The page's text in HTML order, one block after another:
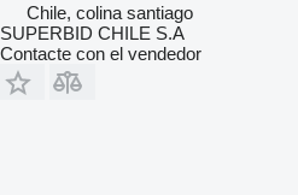
Chile, colina santiago
SUPERBID CHILE S.A
Contacte con el vendedor